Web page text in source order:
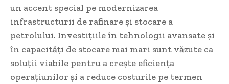
un accent special pe modernizarea
infrastructurii de rafinare și stocare a
petrolului. Investițiile în tehnologii avansate și
în capacități de stocare mai mari sunt văzute ca
soluții viabile pentru a crește eficiența
operațiunilor și a reduce costurile pe termen